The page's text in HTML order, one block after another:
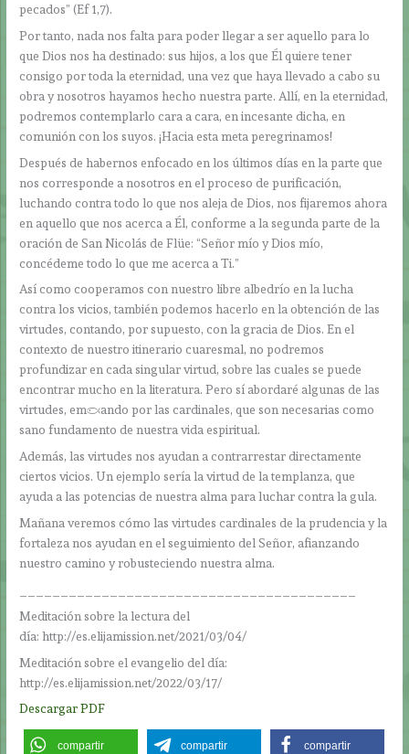
pecados” (Ef 1,7).
Por tanto, nada nos falta para poder llegar a ser aquello para lo
que Dios nos ha destinado: sus hijos, a los que Él quiere tener
consigo por toda la eternidad, una vez que haya llevado a cabo su
obra y nosotros hayamos hecho nuestra parte. Allí, en la eternidad,
podremos contemplarlo cara a cara, en incesante dicha, en
comunión con los suyos. ¡Hacia esta meta peregrinamos!
Después de habernos enfocado en los últimos días en la parte que
nos corresponde a nosotros en el proceso de purificación,
luchando contra todo lo que nos aleja de Dios, nos fijaremos ahora
en aquello que nos acerca a Él, conforme a la segunda parte de la
oración de San Nicolás de Flüe: “Señor mío y Dios mío,
concédeme todo lo que me acerca a Ti.”
Así como cooperamos con nuestro libre albedrío en la lucha
contra los vicios, también podemos hacerlo en la obtención de las
virtudes, contando, por supuesto, con la gracia de Dios. En el
contexto de nuestro itinerario cuaresmal, no podremos
profundizar en cada singular virtud, sobre las cuales se puede
encontrar mucho en la literatura. Pero sí abordaré algunas de las
virtudes, empezando por las cardinales, que son necesarias como
sano fundamento de nuestra vida espiritual.
Además, las virtudes nos ayudan a contrarrestar directamente
ciertos vicios. Un ejemplo sería la virtud de la templanza, que
ayuda a las potencias de nuestra alma para luchar contra la gula.
Mañana veremos cómo las virtudes cardinales de la prudencia y la
fortaleza nos ayudan en el seguimiento del Señor, afianzando
nuestro camino y robusteciendo nuestra alma.
Meditación sobre la lectura del
día: http://es.elijamission.net/2021/03/04/
Meditación sobre el evangelio del día:
http://es.elijamission.net/2022/03/17/
Descargar PDF
compartir compartir compartir